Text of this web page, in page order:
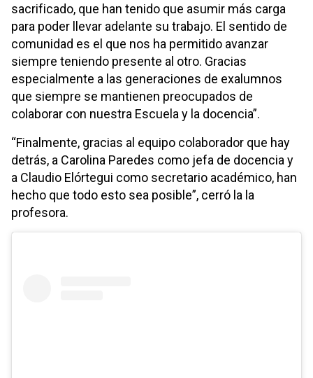
sacrificado, que han tenido que asumir más carga
para poder llevar adelante su trabajo. El sentido de
comunidad es el que nos ha permitido avanzar
siempre teniendo presente al otro. Gracias
especialmente a las generaciones de exalumnos
que siempre se mantienen preocupados de
colaborar con nuestra Escuela y la docencia”.
“Finalmente, gracias al equipo colaborador que hay
detrás, a Carolina Paredes como jefa de docencia y
a Claudio Elórtegui como secretario académico, han
hecho que todo esto sea posible”, cerró la la
profesora.